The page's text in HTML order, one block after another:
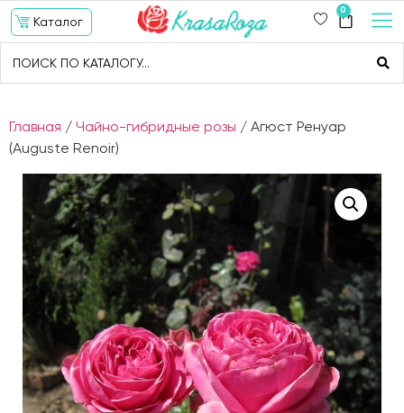
Каталог
0
Главная / Чайно-гибридные розы / Агюст Ренуар
(Auguste Renoir)